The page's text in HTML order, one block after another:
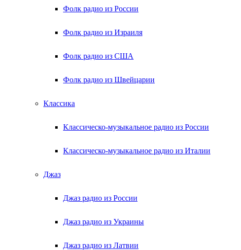
Фолк радио из России
Фолк радио из Израиля
Фолк радио из США
Фолк радио из Швейцарии
Классика
Классическо-музыкальное радио из России
Классическо-музыкальное радио из Италии
Джаз
Джаз радио из России
Джаз радио из Украины
Джаз радио из Латвии